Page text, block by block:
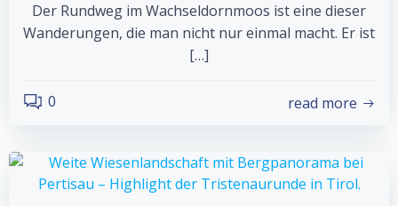
Der Rundweg im Wachseldornmoos ist eine dieser
Wanderungen, die man nicht nur einmal macht. Er ist
[…]
0 read more